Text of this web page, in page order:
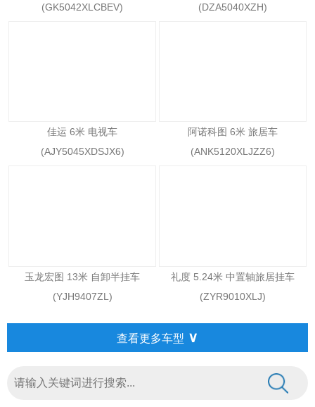
(GK5042XLCBEV)
(DZA5040XZH)
佳运 6米 电视车
(AJY5045XDSJX6)
阿诺科图 6米 旅居车
(ANK5120XLJZZ6)
玉龙宏图 13米 自卸半挂车
(YJH9407ZL)
礼度 5.24米 中置轴旅居挂车
(ZYR9010XLJ)
查看更多车型 ∨